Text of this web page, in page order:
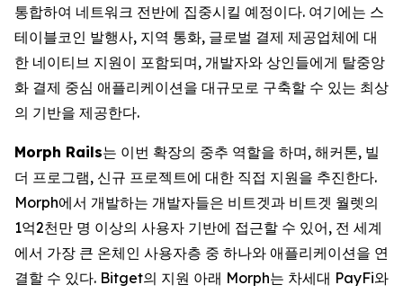
통합하여 네트워크 전반에 집중시킬 예정이다. 여기에는 스
테이블코인 발행사, 지역 통화, 글로벌 결제 제공업체에 대
한 네이티브 지원이 포함되며, 개발자와 상인들에게 탈중앙
화 결제 중심 애플리케이션을 대규모로 구축할 수 있는 최상
의 기반을 제공한다.
Morph Rails는 이번 확장의 중추 역할을 하며, 해커톤, 빌
더 프로그램, 신규 프로젝트에 대한 직접 지원을 추진한다.
Morph에서 개발하는 개발자들은 비트겟과 비트겟 월렛의
1억2천만 명 이상의 사용자 기반에 접근할 수 있어, 전 세계
에서 가장 큰 온체인 사용자층 중 하나와 애플리케이션을 연
결할 수 있다. Bitget의 지원 아래 Morph는 차세대 PayFi와